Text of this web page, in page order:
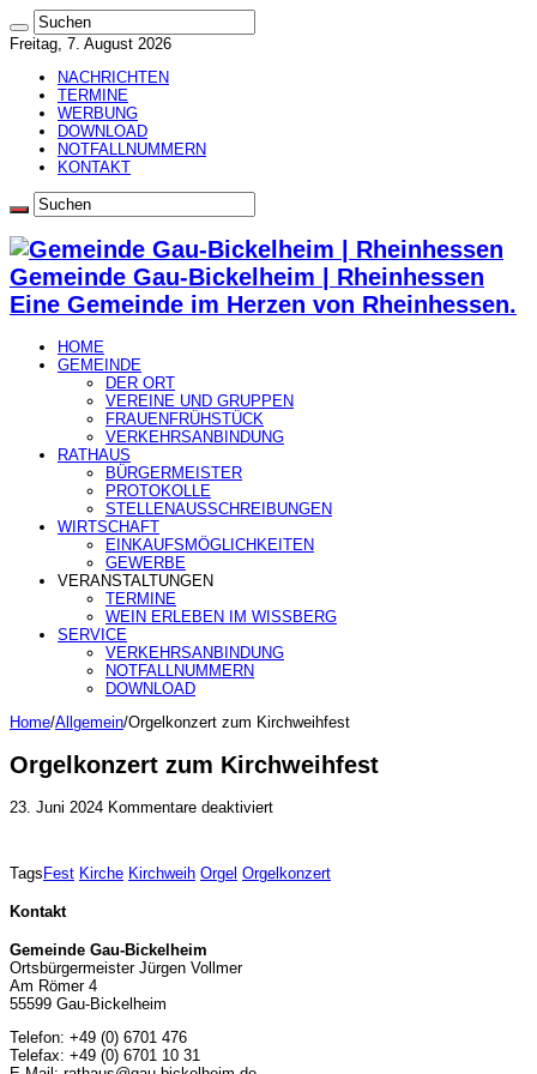
Freitag, 7. August 2026
NACHRICHTEN
TERMINE
WERBUNG
DOWNLOAD
NOTFALLNUMMERN
KONTAKT
Gemeinde Gau-Bickelheim | Rheinhessen
Eine Gemeinde im Herzen von Rheinhessen.
HOME
GEMEINDE
DER ORT
VEREINE UND GRUPPEN
FRAUENFRÜHSTÜCK
VERKEHRSANBINDUNG
RATHAUS
BÜRGERMEISTER
PROTOKOLLE
STELLENAUSSCHREIBUNGEN
WIRTSCHAFT
EINKAUFSMÖGLICHKEITEN
GEWERBE
VERANSTALTUNGEN
TERMINE
WEIN ERLEBEN IM WISSBERG
SERVICE
VERKEHRSANBINDUNG
NOTFALLNUMMERN
DOWNLOAD
Home/Allgemein/Orgelkonzert zum Kirchweihfest
Orgelkonzert zum Kirchweihfest
23. Juni 2024 Kommentare deaktiviertfür
TagsFest Kirche Kirchweih Orgel Orgelkonzert
Kontakt
Gemeinde Gau-Bickelheim
Ortsbürgermeister Jürgen Vollmer
Am Römer 4
55599 Gau-Bickelheim
Telefon: +49 (0) 6701 476
Telefax: +49 (0) 6701 10 31